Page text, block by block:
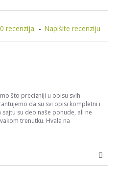
recenzija. - Napišite recenziju
što precizniji u opisu svih
da su svi opisi kompletni i
su deo naše ponude, ali ne
trenutku. Hvala na